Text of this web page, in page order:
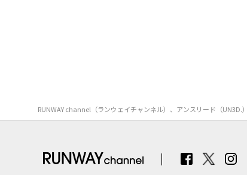
RUNWAY channel（ランウェイチャンネル）、アンスリード（